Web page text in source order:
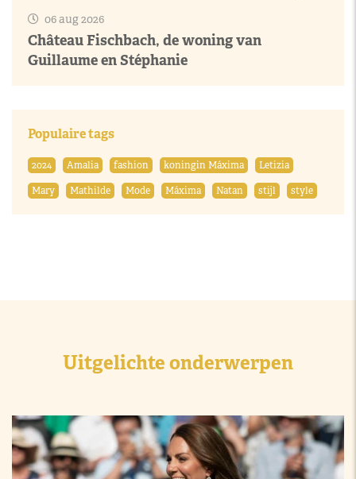
06 aug 2026
Château Fischbach, de woning van
Guillaume en Stéphanie
Populaire tags
2024 Amalia fashion koningin Máxima
Letizia
Mary
Mathilde Mode Máxima Natan stijl style
Uitgelichte onderwerpen